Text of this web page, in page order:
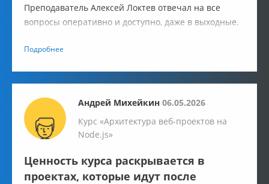
Преподаватель Алексей Локтев отвечал на все
вопросы оперативно и доступно, даже в выходные.
интернете не придётся. В лекциях есть всё для
Подробнее
Андрей Михейкин 06.05.2026
Курс «Архитектура веб-проектов на
Node.js»
Ценность курса раскрывается в
проектах, которые идут после